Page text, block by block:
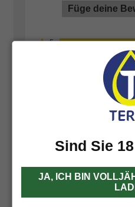
Füge deine
Reviewer
Dieses Produkt ist gut,
bestanden!
Sind Sie
JA, ICH BIN